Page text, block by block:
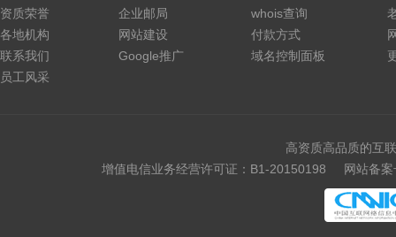
资质荣誉
各地机构
联系我们
员工风采
企业邮局
网站建设
Google推广
whois查询
付款方式
域名控制面板
高资质高品质的互
增值电信业务经营许可证：B1-20150198
网站备